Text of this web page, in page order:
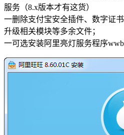
服务（8.x版本才有这货）
一删除支付宝安全插件、数字证
升级相关模块等多余文件；
一可选安装阿里亮灯服务程序